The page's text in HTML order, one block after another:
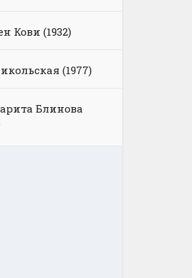
Кови (1932)
(1977)
Блинова